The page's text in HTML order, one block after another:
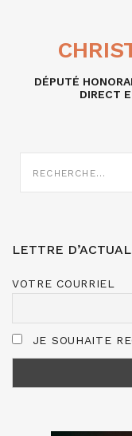
DÉPUTÉ
DIRECT
SUR
LETTRE
VOTRE COURRIEL
JE SOUHAITE